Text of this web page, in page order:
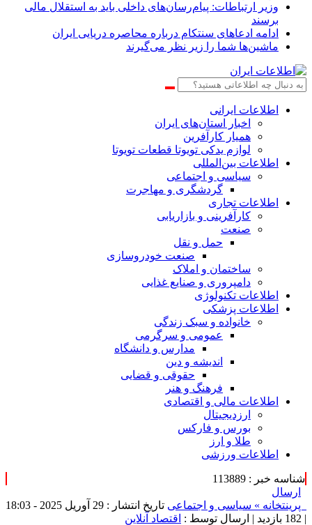
وزیر ارتباطات: پیام‌رسان‌های داخلی باید به استقلال مالی
برسند
ادامه ادعاهای سنتکام درباره محاصره دریایی ایران
ماشین‌ها شما را زیر نظر می‌گیرند
اطلاعات‌ ‎ایرانی
اخبار استان‌های ایران
همیار کارآفرین
لوازم یدکی تویوتا قطعات تویوتا
اطلاعات بین‌المللی
سیاسی و اجتماعی
گردشگری و مهاجرت
اطلاعات تجاری
کارآفرینی و بازاریابی
صنعت
حمل و نقل
صنعت خودروسازی
ساختمان و املاک
دامپروری و صنایع غذایی
اطلاعات تکنولوژی
اطلاعات پزشکی
خانواده و سبک زندگی
عمومی و سرگرمی
مدارس و دانشگاه
اندیشه و دین
حقوقی و قضایی
فرهنگ و هنر
اطلاعات مالی و اقتصادی
ارزدیجیتال
بورس و فارکس
طلا و ارز
اطلاعات ورزشی
شناسه خبر : 113889
ارسال
پرینتخانه » سیاسی و اجتماعی
تاریخ انتشار : 29 آوریل 2025 - 18:03
| 182 بازدید | ارسال توسط : اقتصاد آنلاین